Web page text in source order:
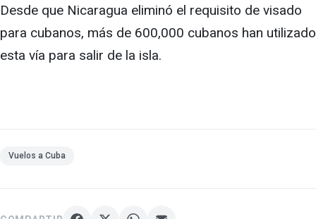
Desde que Nicaragua eliminó el requisito de visado
para cubanos, más de 600,000 cubanos han utilizado
esta vía para salir de la isla.
Vuelos a Cuba